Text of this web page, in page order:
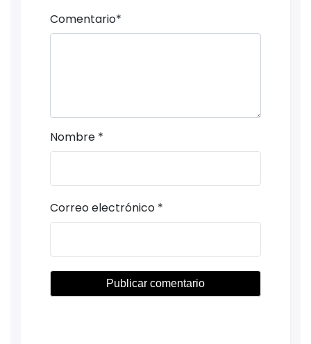
Comentario*
Nombre *
Correo electrónico *